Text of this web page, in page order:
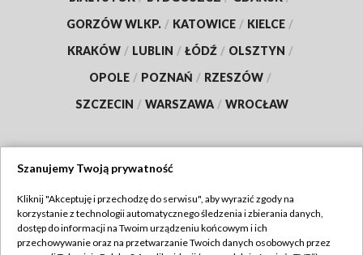
GORZÓW WLKP. / KATOWICE / KIELCE /
KRAKÓW / LUBLIN / ŁÓDŹ / OLSZTYN /
OPOLE / POZNAŃ / RZESZÓW /
SZCZECIN / WARSZAWA / WROCŁAW
TVP
Abonament TVP
Regulamin TVP
Szanujemy Twoją prywatność
Kliknij "Akceptuję i przechodzę do serwisu", aby wyrazić zgody na
korzystanie z technologii automatycznego śledzenia i zbierania danych,
dostęp do informacji na Twoim urządzeniu końcowym i ich
przechowywanie oraz na przetwarzanie Twoich danych osobowych przez